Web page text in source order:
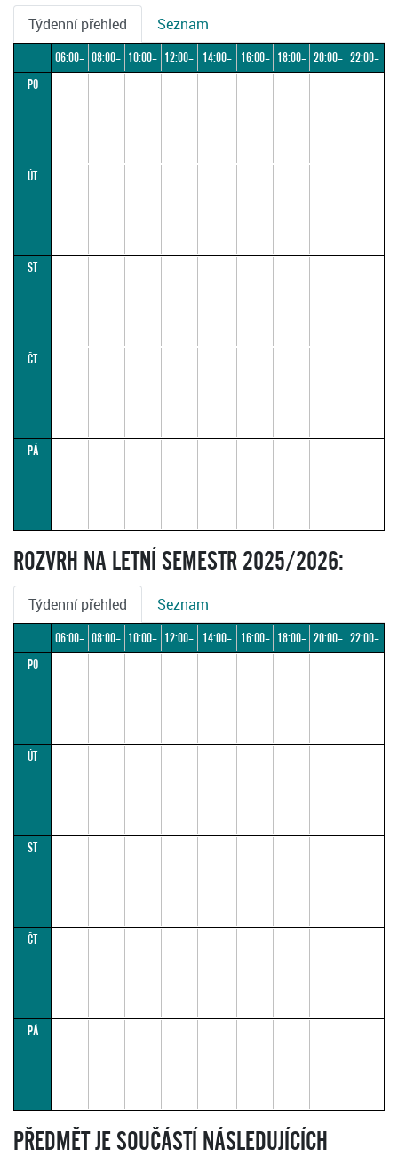
Týdenní přehled Seznam
06:00– 08:00– 10:00– 12:00–
14:00–
16:00– 18:00– 20:00– 22:00–
PO
ÚT
ST
ČT
PÁ
ROZVRH NA LETNÍ SEMESTR 2025/2026:
Týdenní přehled Seznam
06:00– 08:00– 10:00– 12:00–
14:00–
16:00– 18:00– 20:00– 22:00–
PO
ÚT
ST
ČT
PÁ
PŘEDMĚT JE SOUČÁSTÍ NÁSLEDUJÍCÍCH